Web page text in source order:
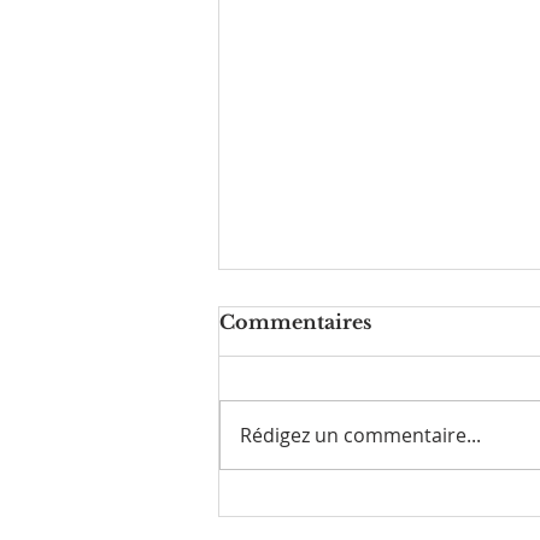
Commentaires
Rédigez un commentaire...